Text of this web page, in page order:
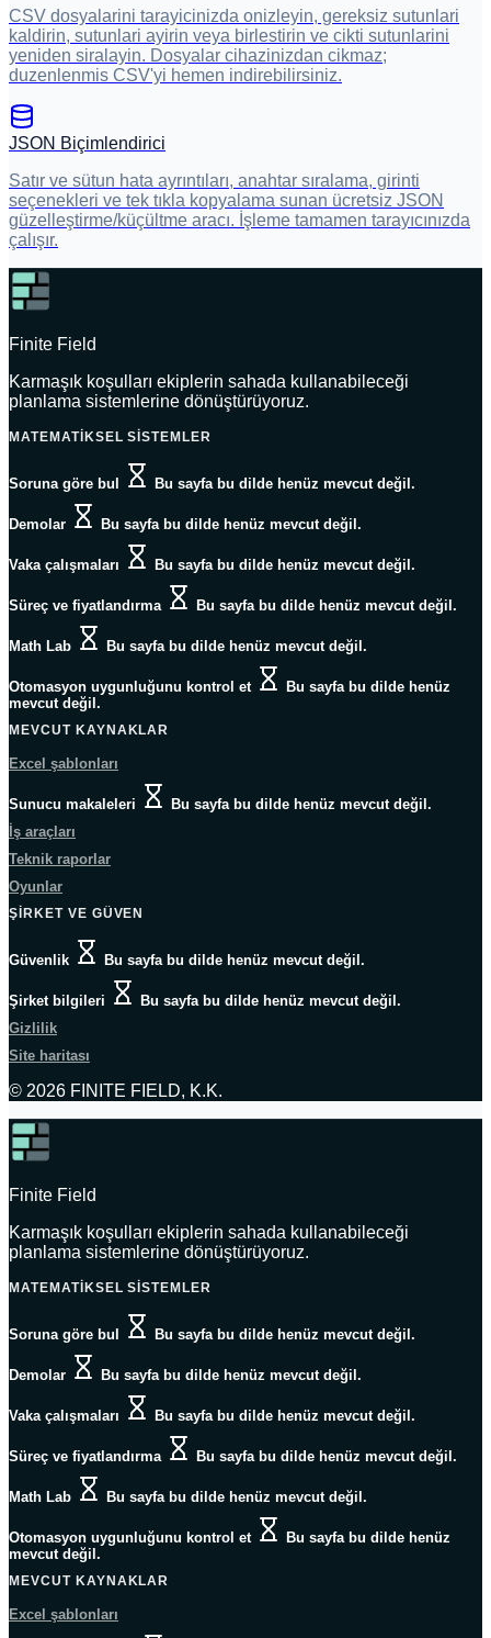
CSV dosyalarini tarayicinizda onizleyin, gereksiz sutunlari
kaldirin, sutunlari ayirin veya birlestirin ve cikti sutunlarini
yeniden siralayin. Dosyalar cihazinizdan cikmaz;
duzenlenmis CSV'yi hemen indirebilirsiniz.
JSON Biçimlendirici
Satır ve sütun hata ayrıntıları, anahtar sıralama, girinti
seçenekleri ve tek tıkla kopyalama sunan ücretsiz JSON
güzelleştirme/küçültme aracı. İşleme tamamen tarayıcınızda
çalışır.
Finite Field
Karmaşık koşulları ekiplerin sahada kullanabileceği
planlama sistemlerine dönüştürüyoruz.
MATEMATIKSEL SISTEMLER
Soruna göre bul Bu sayfa bu dilde henüz mevcut değil.
Demolar Bu sayfa bu dilde henüz mevcut değil.
Vaka çalışmaları Bu sayfa bu dilde henüz mevcut değil.
Süreç ve fiyatlandırma Bu sayfa bu dilde henüz mevcut değil.
Math Lab Bu sayfa bu dilde henüz mevcut değil.
Otomasyon uygunluğunu kontrol et
Bu sayfa bu dilde henüz
mevcut değil.
MEVCUT KAYNAKLAR
Excel şablonları
Sunucu makaleleri
Bu sayfa bu dilde henüz mevcut değil.
İş araçları
Teknik raporlar
Oyunlar
ŞIRKET VE GÜVEN
Güvenlik Bu sayfa bu dilde henüz mevcut değil.
Şirket bilgileri
Bu sayfa bu dilde henüz mevcut değil.
Gizlilik
Site haritası
© 2026 FINITE FIELD, K.K.
Finite Field
Karmaşık koşulları ekiplerin sahada kullanabileceği
planlama sistemlerine dönüştürüyoruz.
MATEMATIKSEL SISTEMLER
Soruna göre bul Bu sayfa bu dilde henüz mevcut değil.
Demolar Bu sayfa bu dilde henüz mevcut değil.
Vaka çalışmaları Bu sayfa bu dilde henüz mevcut değil.
Süreç ve fiyatlandırma Bu sayfa bu dilde henüz mevcut değil.
Math Lab Bu sayfa bu dilde henüz mevcut değil.
Otomasyon uygunluğunu kontrol et
Bu sayfa bu dilde henüz
mevcut değil.
MEVCUT KAYNAKLAR
Excel şablonları